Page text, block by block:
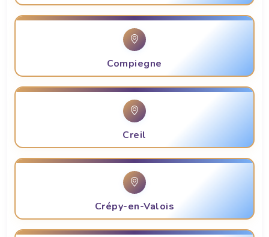
Compiegne
Creil
Crépy-en-Valois